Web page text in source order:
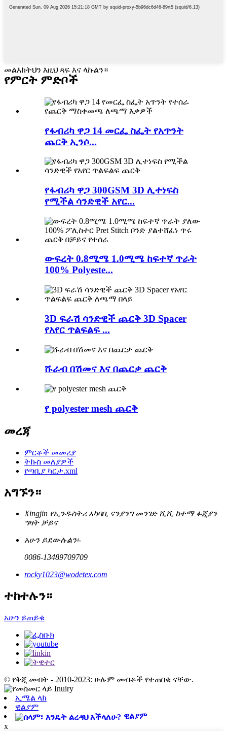
መልእክትህን እዚህ ጻፍ እና ላኩልን።
የምርት ምድቦች
የፋብሪካ ዋጋ 14 መርፌ ስፌት የአጥንት
ጨርቅ ኢንሶ...
የፋብሪካ ዋጋ 300GSM 3D ሊተነፍስ
የሚችል ሳንድዊች አየር...
ውፍረት 0.8ሚሜ 1.0ሚሜ ከፍተኛ ጥራት
100% Polyeste...
3D ፍራሽ ሳንድዊች ጨርቅ 3D Spacer
የአየር ጥልፍልፍ ...
ሹራብ በሽመና እና በጨርቃ ጨርቅ
የ polyester mesh ጨርቅ
መረጃ
ምርቶች መመሪያ
ትኩስ መለያዎች
የጣቢያ ካርታ.xml
አግኙን።
Xingjin የኢንዱስትሪ አካባቢ ናንያንግ መንገድ ሺሺ ከተማ ፉጂያን
ግዛት ቻይና
አሁን ይደውሉልን፡-
0086-13489709709
rocky1023@wodetex.com
ተከተሉን።
አሁን ይጠይቁ
© የቅጂ መብት - 2010-2023: ሁሉም መብቶች የተጠበቁ ናቸው.
ኢሜል ላክ
ዊልያም
ዊልያም
x